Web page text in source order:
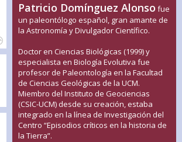
Patricio Domínguez Alonso fue
un paleontólogo español, gran amante de
la Astronomía y Divulgador Científico.
Doctor en Ciencias Biológicas (1999) y
especialista en Biología Evolutiva fue
profesor de Paleontología en la Facultad
de Ciencias Geológicas de la UCM.
Miembro del Instituto de Geociencias
(CSIC-UCM) desde su creación, estaba
integrado en la línea de Investigación del
Centro “Episodios críticos en la historia de
la Tierra”.